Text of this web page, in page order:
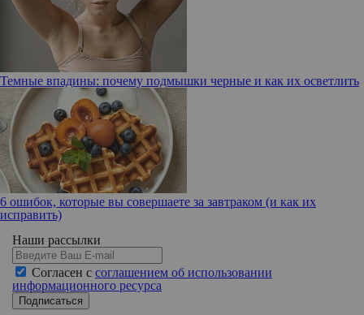
Темные впадины: почему подмышки черные и как их осветлить
6 ошибок, которые вы совершаете за завтраком (и как их
исправить)
Наши рассылки
Согласен с соглашением об использовании
информационного ресурса
Подписаться